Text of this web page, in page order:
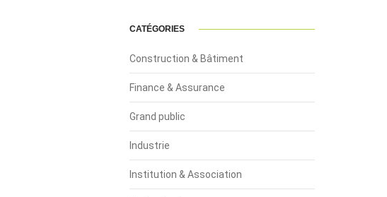
CATÉGORIES
Construction & Bâtiment
Finance & Assurance
Grand public
Industrie
Institution & Association